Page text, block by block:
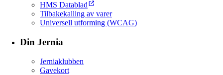
HMS Datablad
Tilbakekalling av varer
Universell utforming (WCAG)
Din Jernia
Jerniaklubben
Gavekort